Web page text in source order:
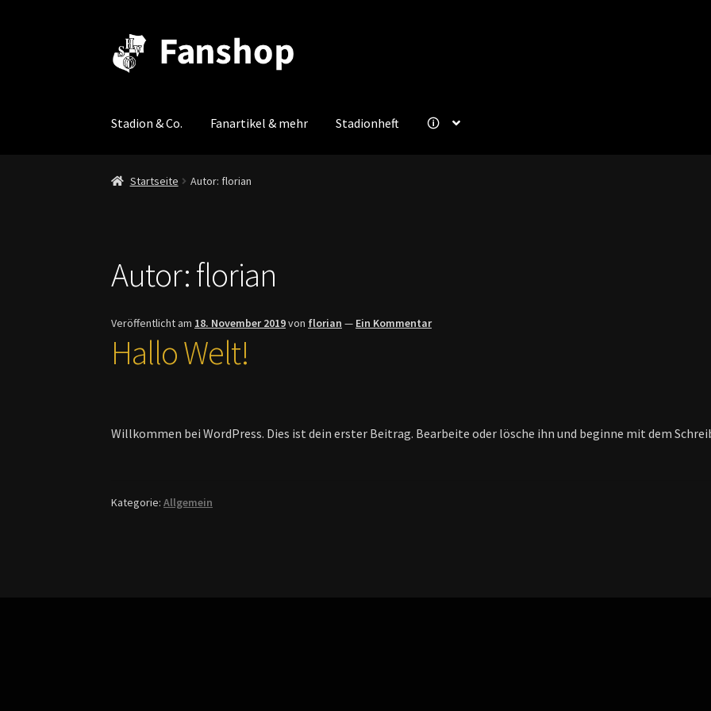
Zur
Navigation
Zum
Inhalt
Stadion & Co. Fanartikel & mehr Stadionheft 🛈
Startseite Autor: florian
Autor:florian
Veröffentlicht am 18. November 2019von florian — Ein Kommentar
Hallo Welt!
Willkommen bei WordPress. Dies ist dein erster Beitrag. Bearbeite oder lösche ihn und beginne mit dem
Kategorie:Allgemein